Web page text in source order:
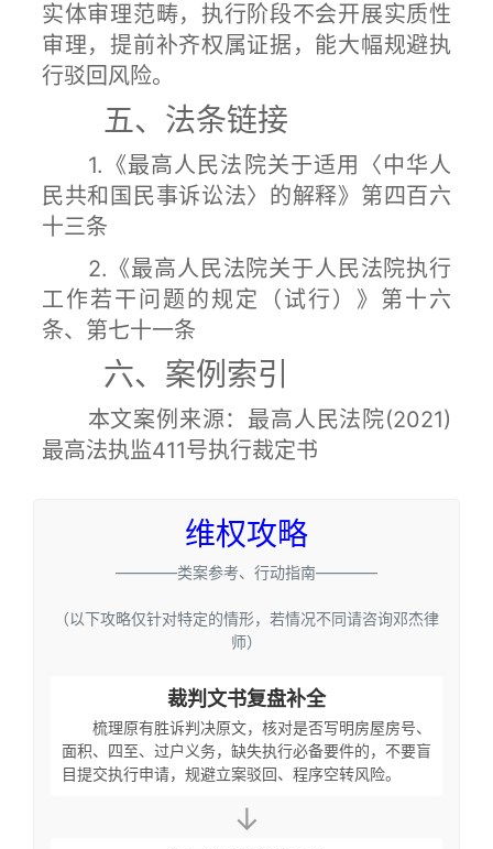
实体审理范畴，执行阶段不会开展实质性
审理，提前补齐权属证据，能大幅规避执
行驳回风险。
五、法条链接
1.《最高人民法院关于适用〈中华人
民共和国民事诉讼法〉的解释》第四百六
十三条
2.《最高人民法院关于人民法院执行
工作若干问题的规定（试行）》第十六
条、第七十一条
六、案例索引
本文案例来源：最高人民法院(2021)
最高法执监411号执行裁定书
维权攻略
————类案参考、行动指南————
（以下攻略仅针对特定的情形，若情况不同请咨询邓杰律
师）
裁判文书复盘补全
梳理原有胜诉判决原文，核对是否写明房屋房号、
面积、四至、过户义务，缺失执行必备要件的，不要盲
目提交执行申请，规避立案驳回、程序空转风险。
↓